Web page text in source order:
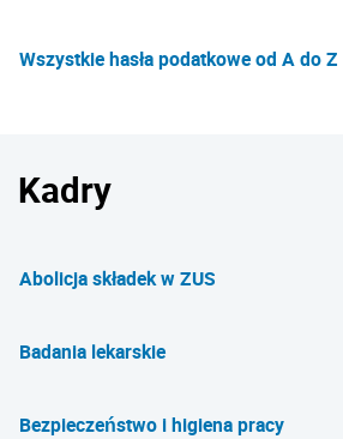
Wszystkie hasła podatkowe od A do Z
Kadry
Abolicja składek w ZUS
Badania lekarskie
Bezpieczeństwo i higiena pracy